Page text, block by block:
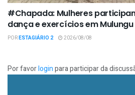
#Chapada: Mulheres
dança e exercícios em
PORESTAGIÁRIO 2 2026/08/08
Por favorloginpara participar da